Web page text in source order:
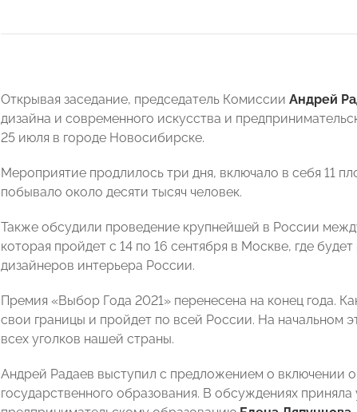
Открывая заседание, председатель Комиссии Андрей
дизайна и современного искусства и
25 июля в городе Новосибирске.
Мероприятие продлилось три дня, включало в себя 11
побывало около десяти тысяч человек.
Также обсудили проведение крупнейшей в России
которая пройдет с 14 по 16 сентября в Москве, где
дизайнеров интерьера России.
Премия «Выбор Года 2021» перенесена на конец года.
свои границы и пройдет по всей России. На начальном
всех уголков нашей страны.
Андрей Радаев выступил с предложением о включении
государственного образования. В обсуждениях